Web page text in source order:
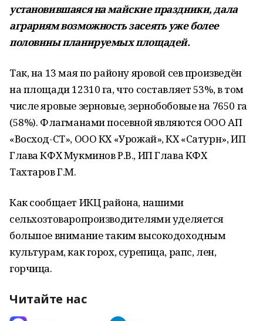
установившаяся на майские праздники, дала
аграриям возможность засеять уже более
половины планируемых площадей.
Так, на 13 мая по району яровой сев произведён
на площади 12310 га, что составляет 53%, в том
числе яровые зерновые, зернобобовые на 7650 га
(58%). Флагманами посевной являются ООО АП
«Восход-СТ», ООО КХ «Урожай», КХ «Сатурн», ИП
Глава КФХ Мукминов Р.В., ИП Глава КФХ
Тахтаров Г.М.
Как сообщает ИКЦ района, нашими
сельхозтоваропроизводителями уделяется
большое внимание таким высокодоходным
культурам, как горох, сурепица, рапс, лен,
горчица.
Читайте нас